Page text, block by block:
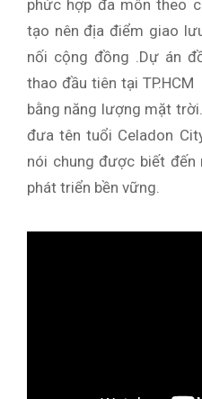
phức hợp đa môn theo
tạo nên địa điểm giao
nối cộng đồng .Dự án
thao đầu tiên tại
bằng năng lượng mặt
đưa tên tuổi Celadon
nói chung được biết đến
phát triển bền vững.